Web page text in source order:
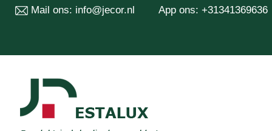
Mail ons: info@jecor.nl App ons: +31341369636